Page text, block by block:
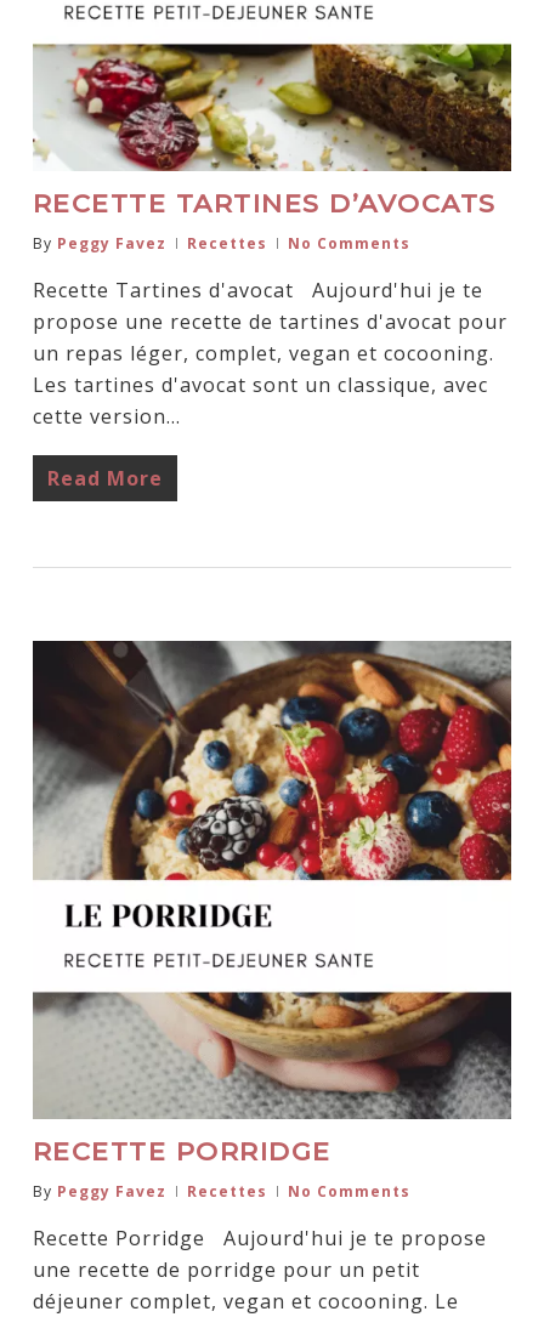
RECETTE TARTINES D’AVOCATS
By Peggy Favez Recettes No Comments
Recette Tartines d'avocat Aujourd'hui je te
propose une recette de tartines d'avocat pour
un repas léger, complet, vegan et cocooning.
Les tartines d'avocat sont un classique, avec
cette version…
Read More
RECETTE PORRIDGE
By Peggy Favez Recettes No Comments
Recette Porridge Aujourd'hui je te propose
une recette de porridge pour un petit
déjeuner complet, vegan et cocooning. Le